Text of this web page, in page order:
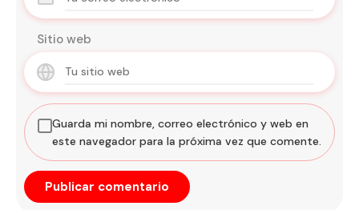
Sitio web
Guarda mi nombre, correo electrónico y web en
este navegador para la próxima vez que comente.